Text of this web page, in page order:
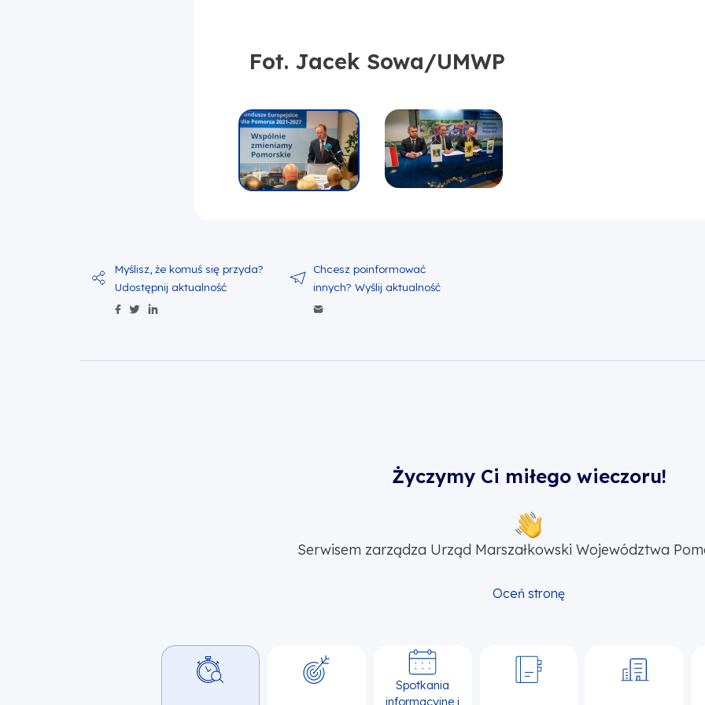
Fot. Jacek Sowa/UMWP
Udostępnij zawartość na Facebook
Udostępnij zawartość na Twitter
Udostępnij zawartość na Linkedin
Życzymy Ci miłego wieczoru!
Serwisem zarządza Urząd Marszałkowski Województwa
Oceń stronę
Spotkania
informacyjne i